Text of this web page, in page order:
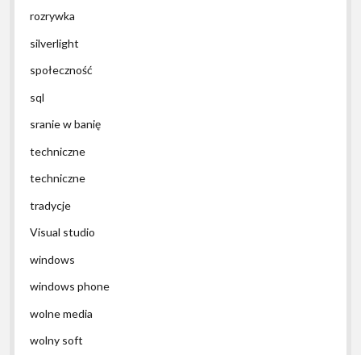
rozrywka
silverlight
społeczność
sql
sranie w banię
techniczne
techniczne
tradycje
Visual studio
windows
windows phone
wolne media
wolny soft